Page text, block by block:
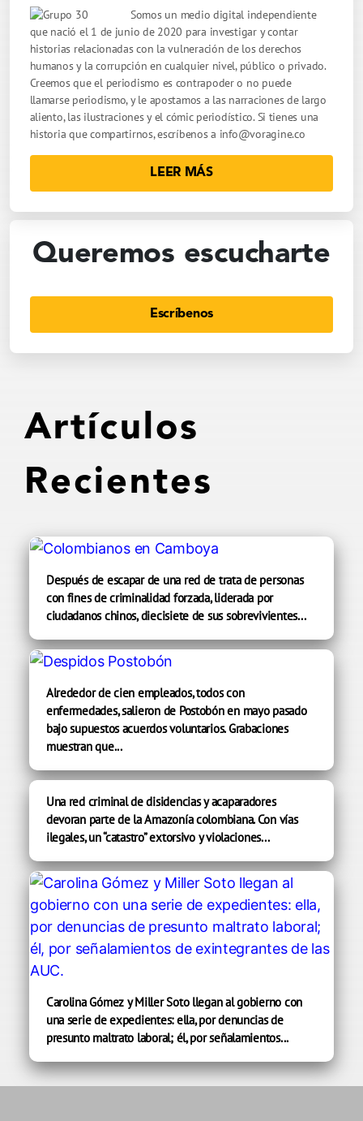
Somos un medio digital independiente
que nació el 1 de junio de 2020 para investigar y contar
historias relacionadas con la vulneración de los derechos
humanos y la corrupción en cualquier nivel, público o privado.
Creemos que el periodismo es contrapoder o no puede
llamarse periodismo, y le apostamos a las narraciones de largo
aliento, las ilustraciones y el cómic periodístico. Si tienes una
historia que compartirnos, escríbenos a info@voragine.co
LEER MÁS
Queremos escucharte
Escríbenos
Artículos
Recientes
Después de escapar de una red de trata de personas
con fines de criminalidad forzada, liderada por
ciudadanos chinos, diecisiete de sus sobrevivientes...
Alrededor de cien empleados, todos con
enfermedades, salieron de Postobón en mayo pasado
bajo supuestos acuerdos voluntarios. Grabaciones
muestran que...
Una red criminal de disidencias y acaparadores
devoran parte de la Amazonía colombiana. Con vías
ilegales, un “catastro” extorsivo y violaciones...
Carolina Gómez y Miller Soto llegan al gobierno con
una serie de expedientes: ella, por denuncias de
presunto maltrato laboral; él, por señalamientos...